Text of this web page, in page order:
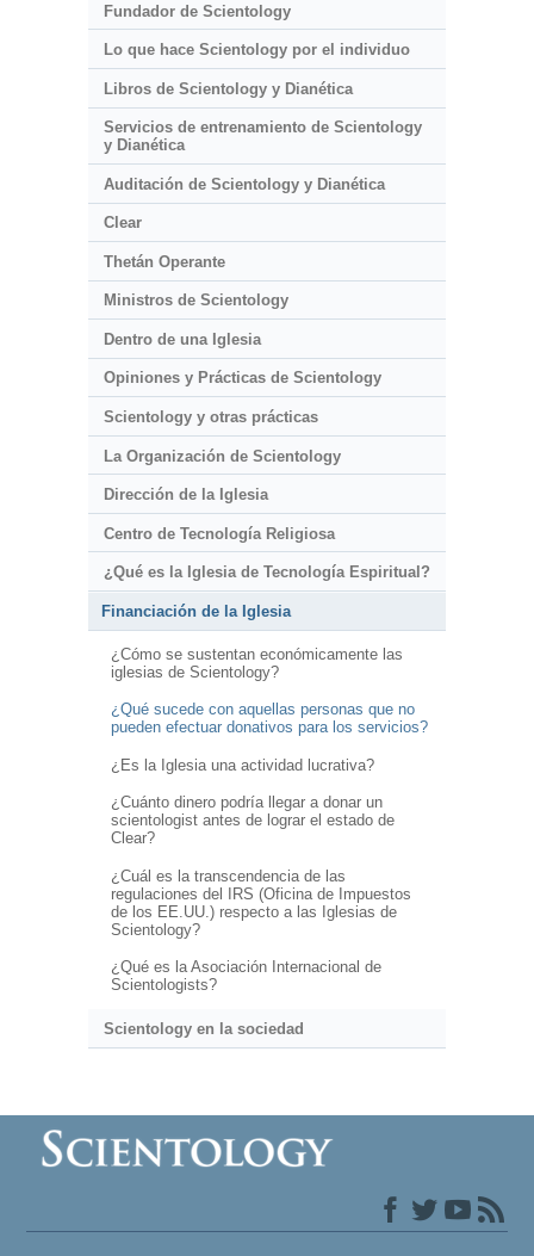
Fundador de Scientology
Lo que hace Scientology por el individuo
Libros de Scientology y Dianética
Servicios de entrenamiento de Scientology
y Dianética
Auditación de Scientology y Dianética
Clear
Thetán Operante
Ministros de Scientology
Dentro de una Iglesia
Opiniones y Prácticas de Scientology
Scientology y otras prácticas
La Organización de Scientology
Dirección de la Iglesia
Centro de Tecnología Religiosa
¿Qué es la Iglesia de Tecnología Espiritual?
Financiación de la Iglesia
¿Cómo se sustentan económicamente las
iglesias de Scientology?
¿Qué sucede con aquellas personas que no
pueden efectuar donativos para los servicios?
¿Es la Iglesia una actividad lucrativa?
¿Cuánto dinero podría llegar a donar un
scientologist antes de lograr el estado de
Clear?
¿Cuál es la transcendencia de las
regulaciones del IRS (Oficina de Impuestos
de los EE.UU.) respecto a las Iglesias de
Scientology?
¿Qué es la Asociación Internacional de
Scientologists?
Scientology en la sociedad